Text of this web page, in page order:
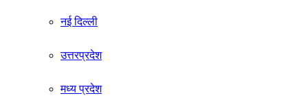
नई दिल्ली
उत्तरप्रदेश
मध्य प्रदेश